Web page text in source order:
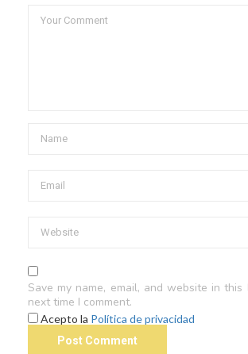
Save my name, email, and website in
next time I comment.
Acepto la Política de privacidad